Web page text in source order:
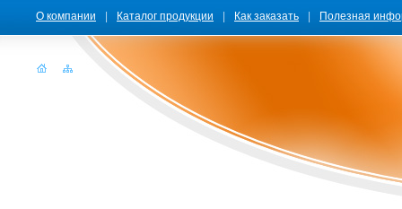
О компании Каталог продукции Как заказать Полезная